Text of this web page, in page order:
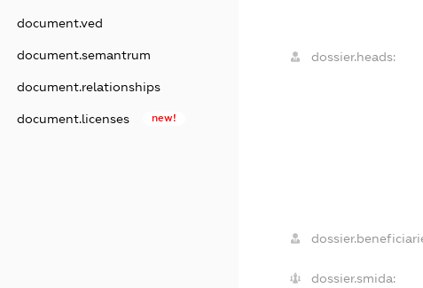
document.ved
document.semantrum
document.relationships
document.licenses new!
dossier.heads:
dossier.smida: